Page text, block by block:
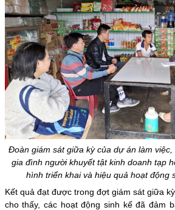
Đoàn giám sát giữa kỳ của dự án làm
gia đình người khuyết tật kinh doanh tạp
hình triển khai và hiệu quả hoạt động
Kết quả đạt được trong đợt giám sát giữa
cho thấy, các hoạt động sinh kế đã đảm